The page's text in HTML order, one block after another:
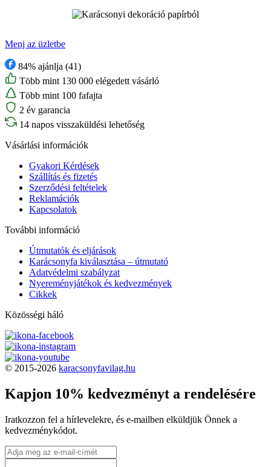
Menj az üzletbe
84% ajánlja (41)
Több mint 130 000 elégedett vásárló
Több mint 100 fafajta
2 év garancia
14 napos visszaküldési lehetőség
Vásárlási információk
Gyakori Kérdések
Szállítás és fizetés
Szerződési feltételek
Reklamációk
Kapcsolatok
További információ
Útmutatók és eljárások
Karácsonyfa kiválasztása – útmutató
Adatvédelmi szabályzat
Nyereményjátékok és kedvezmények
Cikkek
Közösségi háló
© 2015-2026 karacsonyfavilag.hu
Kapjon 10% kedvezményt a rendelésére
Iratkozzon fel a hírlevelekre, és e-mailben elküldjük Önnek a
kedvezménykódot.